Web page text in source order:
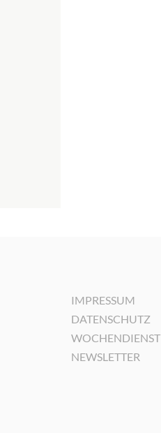
IMPRESSUM
DATENSCHUTZ
WOCHENDIENST
NEWSLETTER